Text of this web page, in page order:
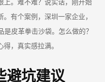
上。难不难？说实话，刚开始
有个案例，深圳一家企业，
皮革拳击沙袋。怎么做的？
，真实感拉满。
避坑建议